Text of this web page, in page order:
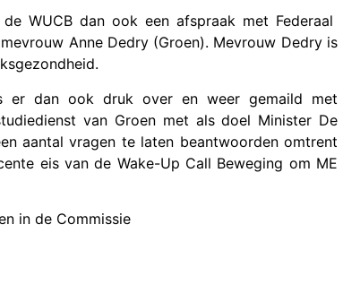
WUCB dan ook een afspraak met Federaal
Anne Dedry (Groen). Mevrouw Dedry is
er dan ook druk over en weer gemaild met
van Groen met als doel Minister De
aantal vragen te laten beantwoorden omtrent
eis van de Wake-Up Call Beweging om ME
in de Commissie